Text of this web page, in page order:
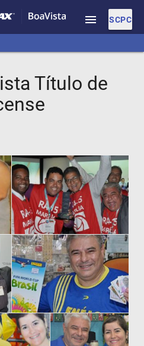
SCPC
menu
Título de